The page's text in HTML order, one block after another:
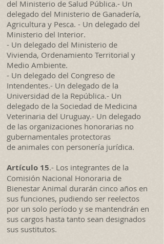
del Ministerio de Salud Pública.- Un
delegado del Ministerio de Ganadería,
Agricultura y Pesca. - Un delegado del
Ministerio del Interior.
- Un delegado del Ministerio de
Vivienda, Ordenamiento Territorial y
Medio Ambiente.
- Un delegado del Congreso de
Intendentes.- Un delegado de la
Universidad de la República.- Un
delegado de la Sociedad de Medicina
Veterinaria del Uruguay.- Un delegado
de las organizaciones honorarias no
gubernamentales protectoras
de animales con personería jurídica.
Artículo 15.- Los integrantes de la
Comisión Nacional Honoraria de
Bienestar Animal durarán cinco años en
sus funciones, pudiendo ser reelectos
por un solo período y se mantendrán en
sus cargos hasta tanto sean designados
sus sustitutos.